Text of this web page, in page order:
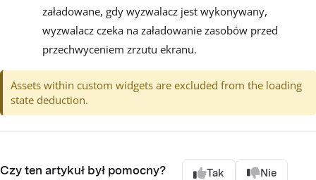
załadowane, gdy wyzwalacz jest wykonywany,
wyzwalacz czeka na załadowanie zasobów przed
przechwyceniem zrzutu ekranu.
Assets within custom widgets are excluded from the loading
state deduction.
Czy ten artykuł był pomocny? Tak Nie